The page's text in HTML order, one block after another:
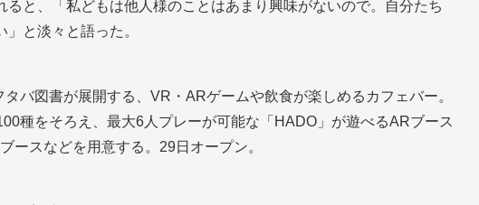
と、「私どもは他人様のことはあまり興味がないので。自分たち
と淡々と語った。
バ図書が展開する、VR・ARゲームや飲食が楽しめるカフェバー。
種をそろえ、最大6人プレーが可能な「HADO」が遊べるARブース
ースなどを用意する。29日オープン。